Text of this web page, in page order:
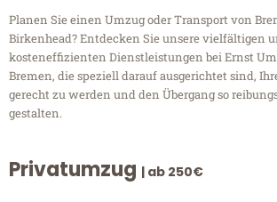
Planen Sie einen Umzug oder Transport von
Birkenhead? Entdecken Sie unsere vielfältigen
kosteneffizienten Dienstleistungen bei Ernst
Bremen, die speziell darauf ausgerichtet sind,
gerecht zu werden und den Übergang so
gestalten.
Privatumzug | ab 250€